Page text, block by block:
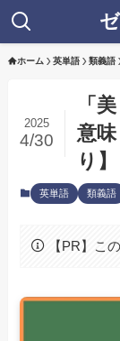
ホーム 英単語 類義語
「
意
り】
2025
4/30
英単語 類義語
【PR】こ